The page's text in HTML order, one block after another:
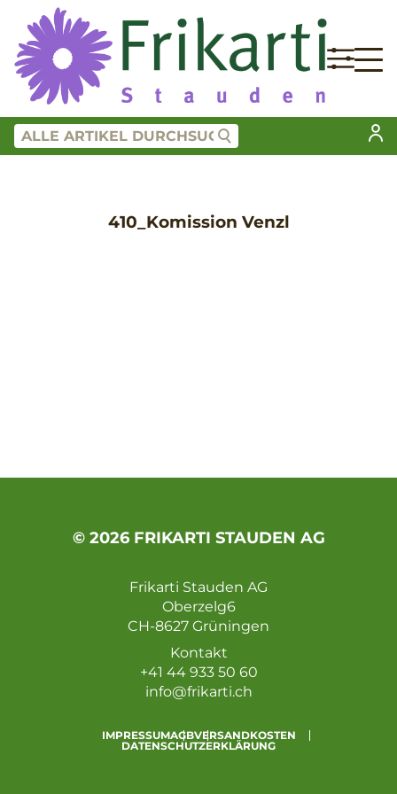
410_Komission Venzl
© 2026 FRIKARTI STAUDEN AG
Frikarti Stauden AG
Oberzelg6
CH-8627 Grüningen
Kontakt
+41 44 933 50 60
info@frikarti.ch
IMPRESSUMAGBVERSANDKOSTEN
DATENSCHUTZERKLÄRUNG